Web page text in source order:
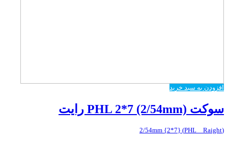
افزودن به سبد خرید
سوکت PHL 2*7 (2/54mm) رایت
(PHL _ Raight) {2*7} 2/54mm